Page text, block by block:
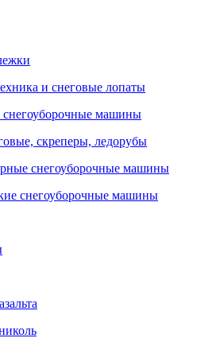
и снеговые лопаты
снегоуборочные машины
скреперы, ледорубы
снегоуборочные машины
снегоуборочные машины